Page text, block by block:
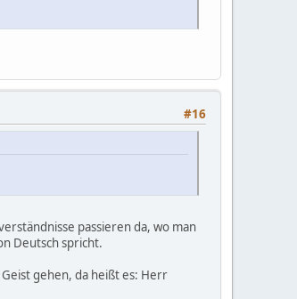
#16
passieren da, wo man
Deutsch spricht.
gehen, da heißt es: Herr